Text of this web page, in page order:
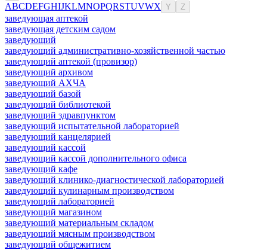
ABCDEFGHIJKLMNOPQRSTUVWX Y Z
заведующая аптекой
заведующая детским садом
заведующий
заведующий административно-хозяйственной частью
заведующий аптекой (провизор)
заведующий архивом
заведующий АХЧА
заведующий базой
заведующий библиотекой
заведующий здравпунктом
заведующий испытательной лабораторией
заведующий канцелярией
заведующий кассой
заведующий кассой дополнительного офиса
заведующий кафе
заведующий клинико-диагностической лабораторией
заведующий кулинарным производством
заведующий лабораторией
заведующий магазином
заведующий материальным складом
заведующий мясным производством
заведующий общежитием